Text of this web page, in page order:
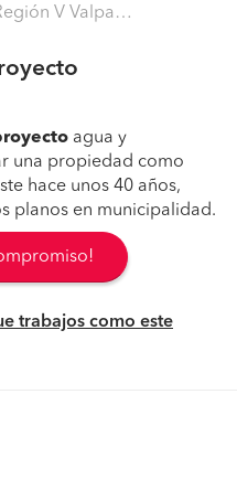
- Marga Marga)
agua y
una propiedad como
hace unos 40 años,
planos en municipalidad.
trabajos como este